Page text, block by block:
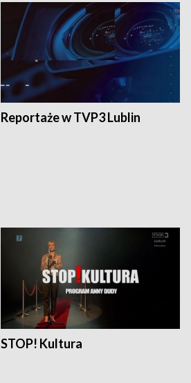
Reportaże w TVP3 Lublin
STOP! Kultura